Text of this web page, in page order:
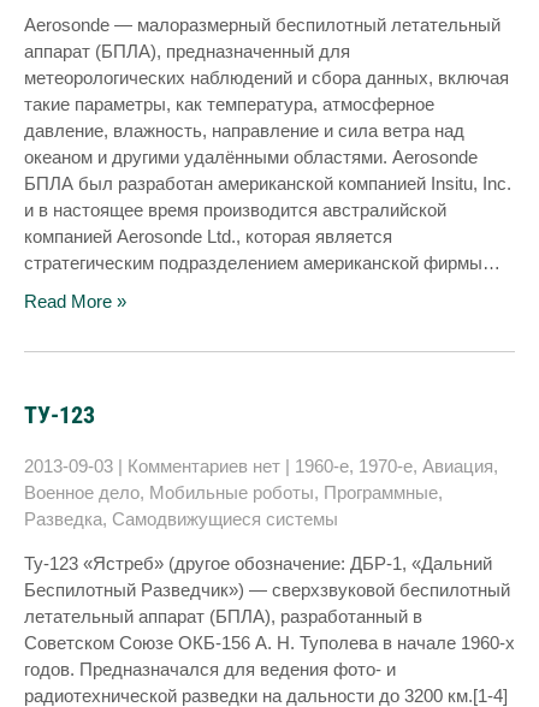
Aerosonde — малоразмерный беспилотный летательный
аппарат (БПЛА), предназначенный для
метеорологических наблюдений и сбора данных, включая
такие параметры, как температура, атмосферное
давление, влажность, направление и сила ветра над
океаном и другими удалёнными областями. Aerosonde
БПЛА был разработан американской компанией Insitu, Inc.
и в настоящее время производится австралийской
компанией Aerosonde Ltd., которая является
стратегическим подразделением американской фирмы…
Read More »
ТУ-123
2013-09-03 | Комментариев нет | 1960-е, 1970-е, Авиация,
Военное дело, Мобильные роботы, Программные,
Разведка, Самодвижущиеся системы
Ту-123 «Ястреб» (другое обозначение: ДБР-1, «Дальний
Беспилотный Разведчик») — сверхзвуковой беспилотный
летательный аппарат (БПЛА), разработанный в
Советском Союзе ОКБ-156 А. Н. Туполева в начале 1960-х
годов. Предназначался для ведения фото- и
радиотехнической разведки на дальности до 3200 км.[1-4]